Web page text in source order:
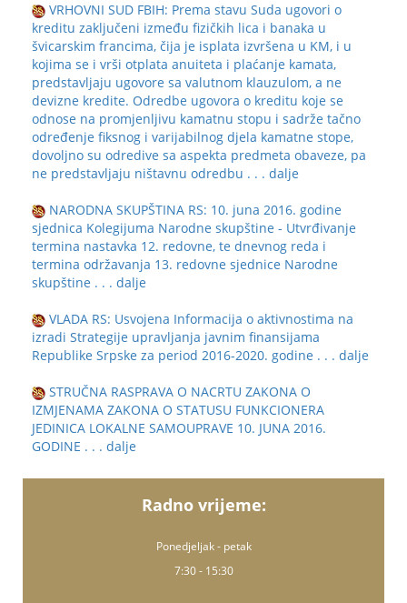
VRHOVNI SUD FBIH: Prema stavu Suda ugovori o
kreditu zaključeni između fizičkih lica i banaka u
švicarskim francima, čija je isplata izvršena u KM, i u
kojima se i vrši otplata anuiteta i plaćanje kamata,
predstavljaju ugovore sa valutnom klauzulom, a ne
devizne kredite. Odredbe ugovora o kreditu koje se
odnose na promjenljivu kamatnu stopu i sadrže tačno
određenje fiksnog i varijabilnog djela kamatne stope,
dovoljno su odredive sa aspekta predmeta obaveze, pa
ne predstavljaju ništavnu odredbu . . . dalje
NARODNA SKUPŠTINA RS: 10. juna 2016. godine
sjednica Kolegijuma Narodne skupštine - Utvrđivanje
termina nastavka 12. redovne, te dnevnog reda i
termina održavanja 13. redovne sjednice Narodne
skupštine . . . dalje
VLADA RS: Usvojena Informacija o aktivnostima na
izradi Strategije upravljanja javnim finansijama
Republike Srpske za period 2016-2020. godine . . . dalje
STRUČNA RASPRAVA O NACRTU ZAKONA O
IZMJENAMA ZAKONA O STATUSU FUNKCIONERA
JEDINICA LOKALNE SAMOUPRAVE 10. JUNA 2016.
GODINE . . . dalje
Radno vrijeme:
Ponedjeljak - petak
7:30 - 15:30